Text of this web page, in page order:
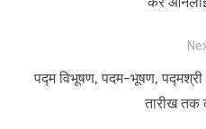
Next
पद्म विभूषण, पदम-भूषण, पद्मश्री
तारीख